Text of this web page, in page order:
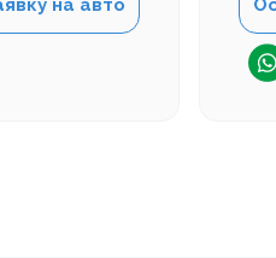
на авто